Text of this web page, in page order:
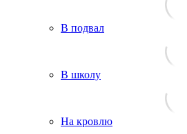
В подвал
В школу
На кровлю